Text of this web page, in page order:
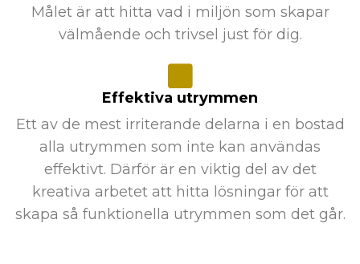
Målet är att hitta vad i miljön som skapar
välmående och trivsel just för dig.
Effektiva utrymmen
Ett av de mest irriterande delarna i en bostad
alla utrymmen som inte kan användas
effektivt. Därför är en viktig del av det
kreativa arbetet att hitta lösningar för att
skapa så funktionella utrymmen som det går.